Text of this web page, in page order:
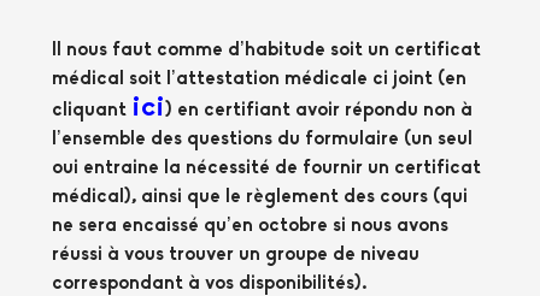
Il nous faut comme d’habitude soit un certificat
médical soit l’attestation médicale ci joint (en
cliquant ici) en certifiant avoir répondu non à
l’ensemble des questions du formulaire (un seul
oui entraine la nécessité de fournir un certificat
médical), ainsi que le règlement des cours (qui
ne sera encaissé qu’en octobre si nous avons
réussi à vous trouver un groupe de niveau
correspondant à vos disponibilités).